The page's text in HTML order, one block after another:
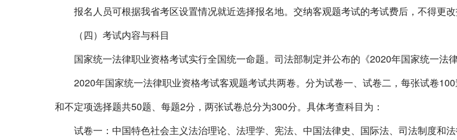
报名人员可根据我省考区设置情况就近选择报名地。交纳客观题考试的考试费后，不得更改
（四）考试内容与科目
国家统一法律职业资格考试实行全国统一命题。司法部制定并公布的《2020年国家统一法
2020年国家统一法律职业资格考试客观题考试共两卷。分为试卷一、试卷二，每张试卷100
和不定项选择题共50题、每题2分，两张试卷总分为300分。具体考查科目为：
试卷一：中国特色社会主义法治理论、法理学、宪法、中国法律史、国际法、司法制度和